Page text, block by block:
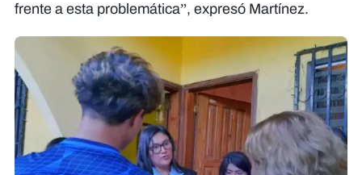
frente a esta problemática”, expresó Martínez.